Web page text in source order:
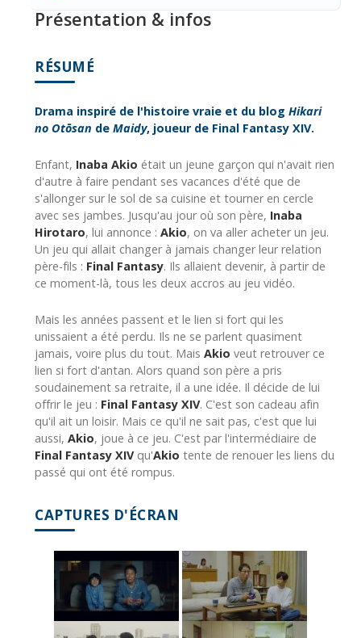
Présentation & infos
RÉSUMÉ
Drama inspiré de l'histoire vraie et du blog Hikari
no Otōsan de Maidy, joueur de Final Fantasy XIV.
Enfant, Inaba Akio était un jeune garçon qui n'avait rien
d'autre à faire pendant ses vacances d'été que de
s'allonger sur le sol de sa cuisine et tourner en cercle
avec ses jambes. Jusqu'au jour où son père, Inaba
Hirotaro, lui annonce : Akio, on va aller acheter un jeu.
Un jeu qui allait changer à jamais changer leur relation
père-fils : Final Fantasy. Ils allaient devenir, à partir de
ce moment-là, tous les deux accros au jeu vidéo.
Mais les années passent et le lien si fort qui les
unissaient a été perdu. Ils ne se parlent quasiment
jamais, voire plus du tout. Mais Akio veut retrouver ce
lien si fort d'antan. Alors quand son père a pris
soudainement sa retraite, il a une idée. Il décide de lui
offrir le jeu : Final Fantasy XIV. C'est son cadeau afin
qu'il ait un loisir. Mais ce qu'il ne sait pas, c'est que lui
aussi, Akio, joue à ce jeu. C'est par l'intermédiaire de
Final Fantasy XIVqu'Akio tente de renouer les liens du
passé qui ont été rompus.
CAPTURES D'ÉCRAN